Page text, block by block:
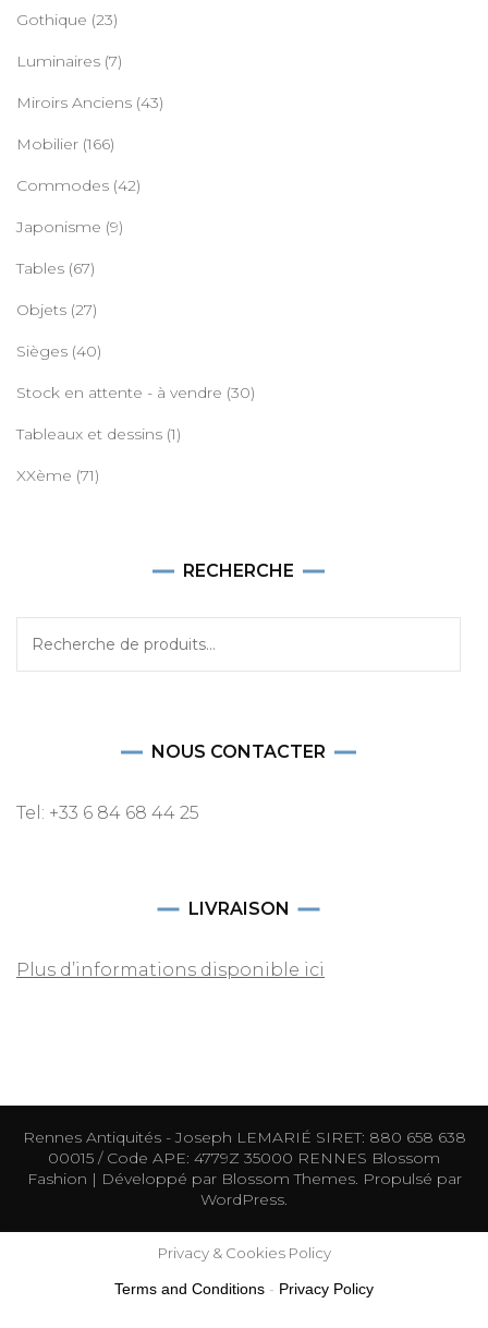
Gothique (23)
Luminaires (7)
Miroirs Anciens (43)
Mobilier (166)
Commodes (42)
Japonisme (9)
Tables (67)
Objets (27)
Sièges (40)
Stock en attente - à vendre (30)
Tableaux et dessins (1)
XXème (71)
RECHERCHE
NOUS CONTACTER
Tel: +33 6 84 68 44 25
LIVRAISON
Plus d’informations disponible ici
Rennes Antiquités - Joseph LEMARIÉ SIRET: 880 658 638
00015 / Code APE: 4779Z 35000 RENNES Blossom
Fashion | Développé parBlossom Themes. Propulsé par
WordPress
Privacy & Cookies Policy
Terms and Conditions - Privacy Policy